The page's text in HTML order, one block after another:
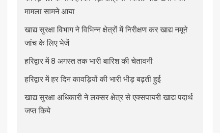
मामला सामने आया
खाद्य सुरक्षा विभाग ने विभिन्न क्षेत्रों में निरीक्षण कर खाद्य नमूने
जांच के लिए भेजें
हरिद्वार में 8 अगस्त तक भारी बारिश की चेतावनी
हरिद्वार में हर दिन कावड़ियों की भारी भीड़ बढ़ती हुई
खाद्य सुरक्षा अधिकारी ने लक्सर क्षेत्र से एक्सपायरी खाद्य पदार्थ
जप्त किये